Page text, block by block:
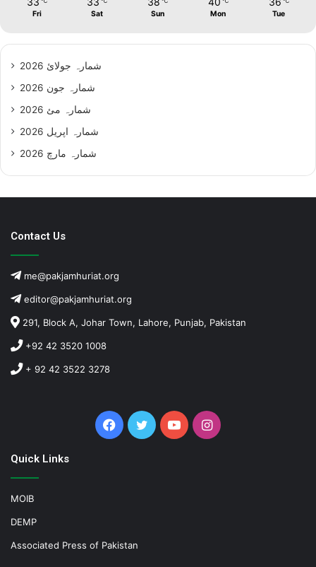
Fri Sat Sun Mon Tue
شمارہ جولائ 2026
شمارہ جون 2026
شمارہ مئ 2026
شمارہ اپریل 2026
شمارہ مارچ 2026
Contact Us
me@pakjamhuriat.org
editor@pakjamhuriat.org
291, Block A, Johar Town, Lahore, Punjab, Pakistan
+92 42 3520 1008
+ 92 42 3522 3278
Facebook
TwitterYouTubeInstagram
Quick Links
MOIB
DEMP
Associated Press of Pakistan